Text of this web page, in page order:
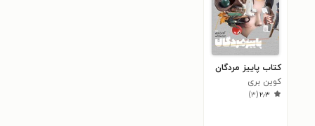
کتاب پاییز مردگان
کوین بری
۲٫۳(۳)